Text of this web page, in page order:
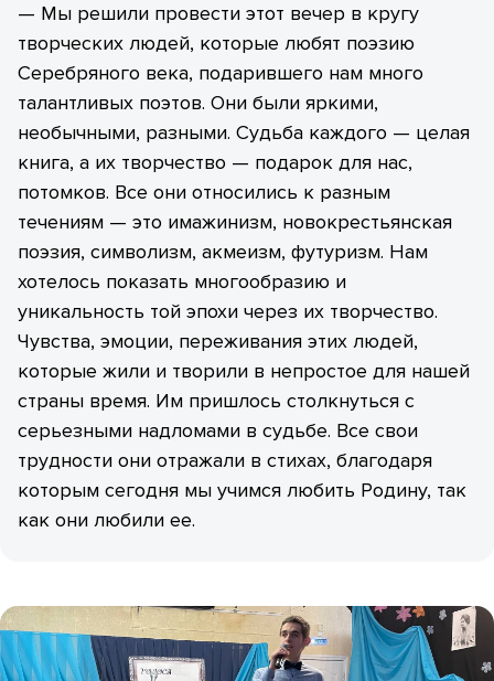
— Мы решили провести этот вечер в кругу
творческих людей, которые любят поэзию
Серебряного века, подарившего нам много
талантливых поэтов. Они были яркими,
необычными, разными. Судьба каждого — целая
книга, а их творчество — подарок для нас,
потомков. Все они относились к разным
течениям — это имажинизм, новокрестьянская
поэзия, символизм, акмеизм, футуризм. Нам
хотелось показать многообразию и
уникальность той эпохи через их творчество.
Чувства, эмоции, переживания этих людей,
которые жили и творили в непростое для нашей
страны время. Им пришлось столкнуться с
серьезными надломами в судьбе. Все свои
трудности они отражали в стихах, благодаря
которым сегодня мы учимся любить Родину, так
как они любили ее.